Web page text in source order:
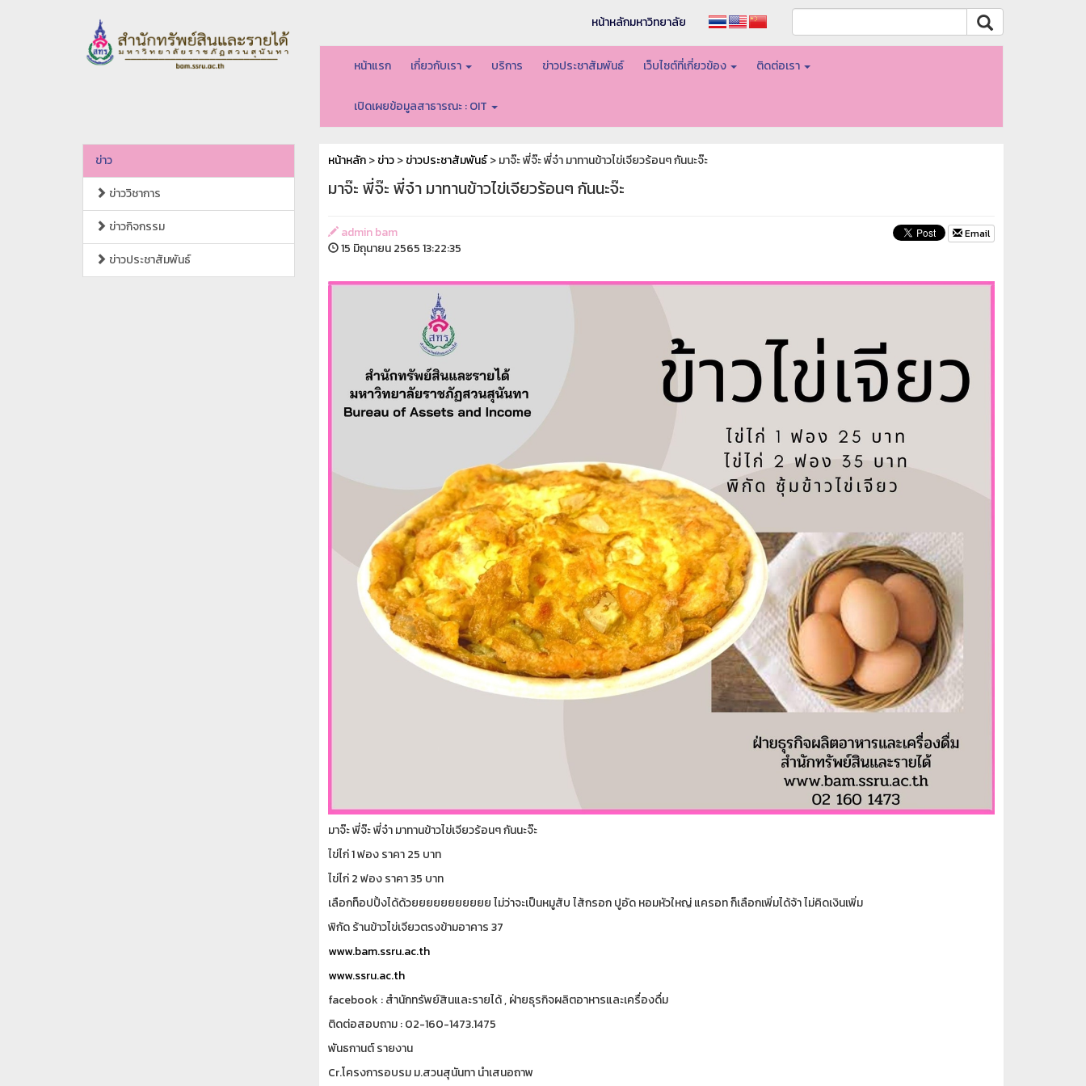
หน้าหลักมหาวิทยาลัย
หน้าแรก เกี่ยวกับเรา บริการ ข่าวประชาสัมพันธ์ เว็บไซต์ที่เกี่ยวข้อง ติดต่อเรา
เปิดเผยข้อมูลสาธารณะ : OIT
ข่าว
ข่าววิชาการ
ข่าวกิจกรรม
ข่าวประชาสัมพันธ์
หน้าหลัก>ข่าว>ข่าวประชาสัมพันธ์> มาจ๊ะ พี่จ๊ะ พี่จ๋า มาทานข้าวไข่เจียวร้อนๆ กันนะจ๊ะ
มาจ๊ะ พี่จ๊ะ พี่จ๋า มาทานข้าวไข่เจียวร้อนๆ กันนะจ๊ะ
admin bam
15 มิถุนายน 2565 13:22:35
Email
มาจ๊ะ พี่จ๊ะ พี่จ๋า มาทานข้าวไข่เจียวร้อนๆ กันนะจ๊ะ
ไข่ไก่ 1 ฟอง ราคา 25 บาท
ไข่ไก่ 2 ฟอง ราคา 35 บาท
เลือกท็อปปิ้งได้ด้วยยยยยยยยยยย ไม่ว่าจะเป็นหมูสับ ไส้กรอก ปูอัด หอมหัวใหญ่ แครอท ก็เลือกเพิ่มได้จ้า ไม่คิดเงินเพิ่ม
พิกัด ร้านข้าวไข่เจียวตรงข้ามอาคาร 37
www.bam.ssru.ac.th
www.ssru.ac.th
facebook : สำนักทรัพย์สินและรายได้ , ฝ่ายธุรกิจผลิตอาหารและเครื่องดื่ม
ติดต่อสอบถาม : 02-160-1473.1475
พันธกานต์ รายงาน
Cr.โครงการอบรม ม.สวนสุนันทา นำเสนอถาพ